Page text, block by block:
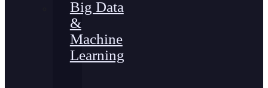
Big Data
&
Machine
Learning